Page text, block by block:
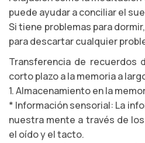
puede ayudar a conciliar el
Si tiene problemas para
para descartar cualquier
Transferencia de recuerdos
corto plazo a la memoria a
1. Almacenamiento en la
* Información sensorial: La
nuestra mente a través de
el oído y el tacto.